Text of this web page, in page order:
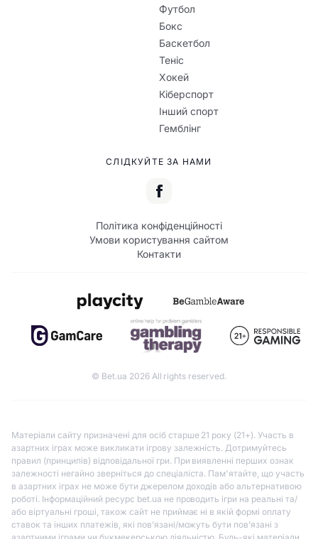
Футбол
Бокс
Баскетбол
Теніс
Хокей
Кіберспорт
Інший спорт
Гемблінг
СЛІДКУЙТЕ ЗА НАМИ
Політика конфіденційності
Умови користування сайтом
Контакти
© Bet.ua 2026 All rights reserved.
Матеріали сайту призначені для осіб старше 21 року (21+). Участь в
азартних іграх може викликати ігрову залежність. Дотримуйтесь
правил (принципів) відповідальної гри. При виявленні перших ознак
залежності негайно зверніться до спеціаліста. Пам'ятайте, що участь
в азартних іграх не може бути джерелом доходів або альтернативою
роботі. Інформаційний ресурс bet.ua не проводить ігри на реальні та/
або віртуальні гроші, також сайт не приймає ні в якій формі оплату
ставок та інших платежів, які пов’язані/можуть бути пов’язані з